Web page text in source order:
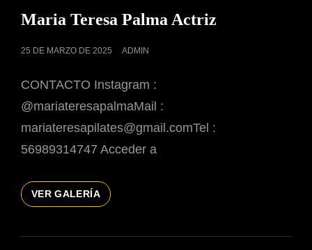
Maria Teresa Palma Actriz
PUBLICADO
25 DE MARZO DE 2025 ADMIN
CONTACTO Instagram :
@mariateresapalmaMail :
mariateresapilates@gmail.comTel :
56989314747 Acceder a
VER GALERÍAMARIA
TERESA
ACTRIZ